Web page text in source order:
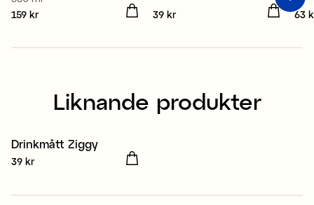
Pris :159 kr
159 kr Pris:
39 kr Pris
63
Liknande produkter
Drinkmått Ziggy
Pris:
39 kr